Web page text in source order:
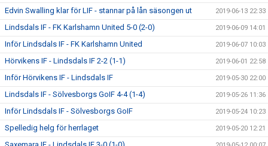
Edvin Swalling klar för LIF - stannar på lån säsongen ut 2019-06-13 22:33
Lindsdals IF - FK Karlshamn United 5-0 (2-0) 2019-06-09 14:01
Inför Lindsdals IF - FK Karlshamn United 2019-06-07 10:03
Hörvikens IF - Lindsdals IF 2-2 (1-1) 2019-06-01 22:58
Inför Hörvikens IF - Lindsdals IF 2019-05-30 22:00
Lindsdals IF - Sölvesborgs GoIF 4-4 (1-4) 2019-05-26 11:36
Inför Lindsdals IF - Sölvesborgs GoIF 2019-05-24 10:23
Spelledig helg för herrlaget 2019-05-20 12:21